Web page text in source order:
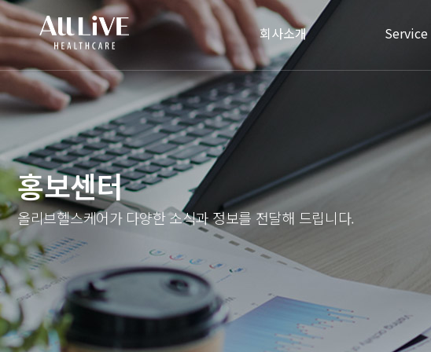
회사소개 Service
홍보센터
올리브헬스케어가 다양한 소식과 정보를 전달해 드립니다.